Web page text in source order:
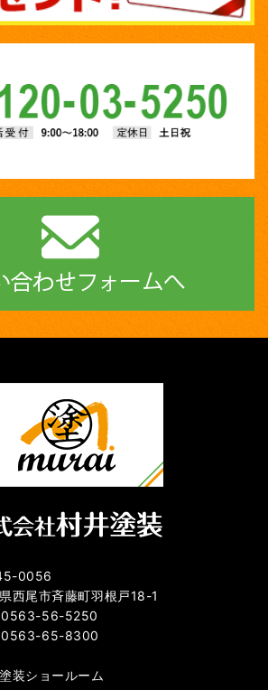
0056
西尾市斉藤町羽根戸18-1
0563-56-5250
0563-65-8300
装ショールーム